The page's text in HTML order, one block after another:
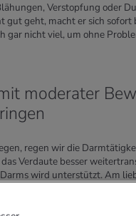
Verstopfung oder
gut geht, macht er sich sofort
gar nicht viel, um ohne
moderater
regen wir die
das Verdaute besser
wird unterstützt. Am
Intensität – also zum